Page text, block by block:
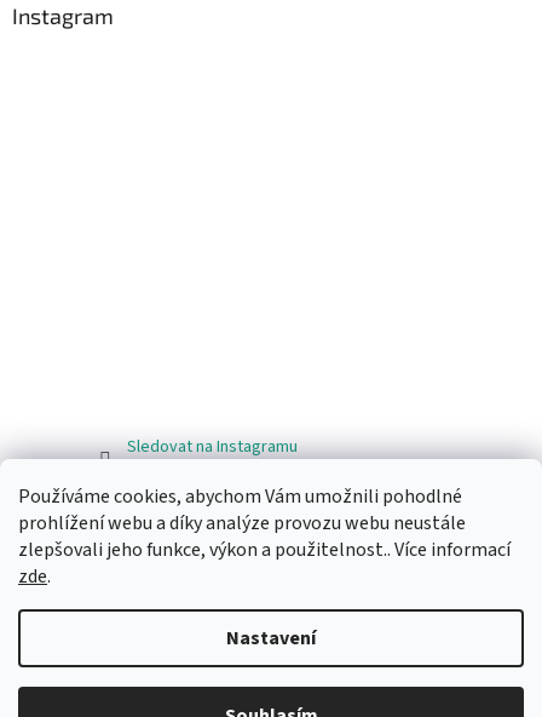
Používáme cookies, abychom Vám umožnili pohodlné
prohlížení webu a díky analýze provozu webu neustále
zlepšovali jeho funkce, výkon a použitelnost.. Více informací
zde.
Nastavení
Instagram
Sledovat na Instagramu
Facebook
Vytvořil Shoptet